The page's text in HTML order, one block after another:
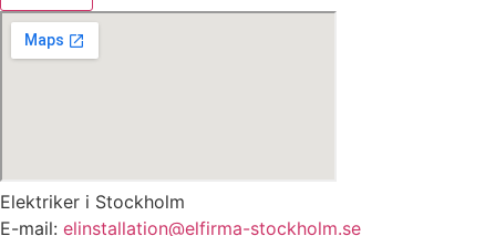
Elektriker i Stockholm
E-mail: elinstallation@elfirma-stockholm.se